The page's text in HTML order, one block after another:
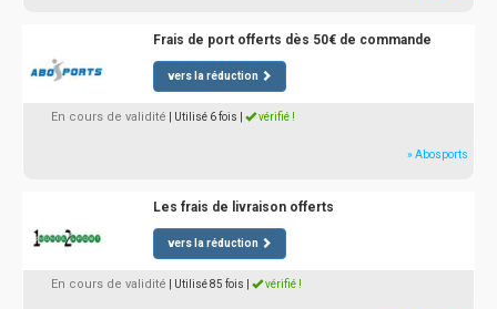
Frais de port offerts dès 50€ de commande
vers la réduction
En cours de validité | Utilisé 6 fois vérifié !
» Abosports
Les frais de livraison offerts
vers la réduction
En cours de validité | Utilisé 85 fois vérifié !